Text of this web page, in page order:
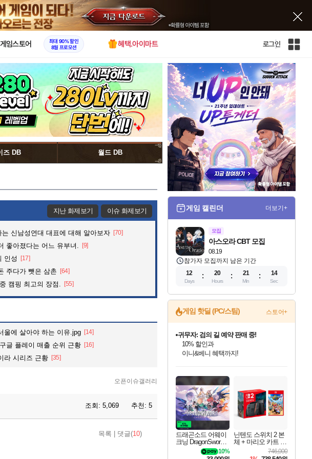
X
게임스토어
최대 90% 할인
8월 프로모션
혜택.아이마트 로그인
인
전
사
이
트
즈 DB 월드 DB
지난 화제보기 이슈 화제보기
는 신남성연대 대표에 대해 알아보자 [70]
좋아졌다는 어느 유부녀. [9]
인성 [17]
주다가 뺏은 삼촌 [64]
캠핑 최고의 장점. [55]
울에 살아야 하는 이유.jpg [14]
글 플레이 매출 순위 근황 [16]
라 시리즈 근황 [35]
오픈이슈갤러리
조회: 5,069 추천: 5
목록 댓글(10)
게임 캘린더 더보기+
모집
08.19
아스오라 CBT 모집
참가자 모집까지 남은 기간
12
Days
20
Hours
21
Min
12
Sec
게임 핫딜 (PC/스팀) 스토어+
최대 90% 할인가를 만나보세요!
네이버혜택과 함께 만나보세요!
50%할인&추가 적립까지!
이니&베니 혜택까지!
비스트 오브 리인카네이션 정식 출시!
게임프릭 신작 IP
네이버 혜택가와 함께 예약하세요!
할인&네이버혜택으로 만나보세요!
네이버페이 혜택과 만나보세요!
40주년 프로모션으로 만나보세요!
네이버 포인트 혜택까지!
할인가에 만나보세요!
일부 에디션 상시 할인!
혜택으로 예약 판매 중
편안하게 충전하세요
드래곤소드 어웨이
크닝 DragonSword A
10%
닌텐도 스위치 2 본
체 + 마리오 카트 월
746,000